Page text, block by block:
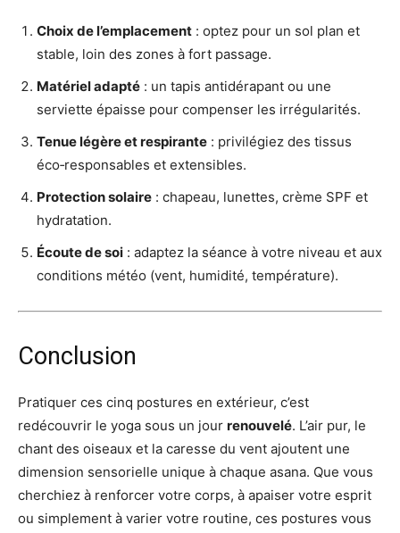
Choix de l’emplacement : optez pour un sol plan et
stable, loin des zones à fort passage.
Matériel adapté : un tapis antidérapant ou une
serviette épaisse pour compenser les irrégularités.
Tenue légère et respirante : privilégiez des tissus
éco‑responsables et extensibles.
Protection solaire : chapeau, lunettes, crème SPF et
hydratation.
Écoute de soi : adaptez la séance à votre niveau et aux
conditions météo (vent, humidité, température).
Conclusion
Pratiquer ces cinq postures en extérieur, c’est
redécouvrir le yoga sous un jour renouvelé. L’air pur, le
chant des oiseaux et la caresse du vent ajoutent une
dimension sensorielle unique à chaque asana. Que vous
cherchiez à renforcer votre corps, à apaiser votre esprit
ou simplement à varier votre routine, ces postures vous